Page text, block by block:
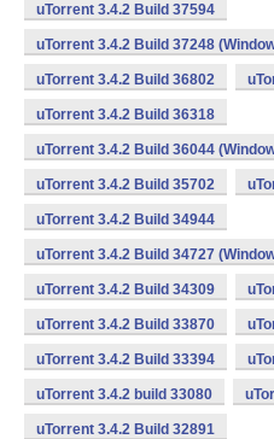
uTorrent 3.4.2 Build 37594
uTorrent 3.4.2 Build 37248
uTorrent 3.4.2 Build 36802
uTorrent 3.4.2 Build 36318
uTorrent 3.4.2 Build 36044
uTorrent 3.4.2 Build 35702
uTorrent 3.4.2 Build 34944
uTorrent 3.4.2 Build 34727
uTorrent 3.4.2 Build 34309
uTorrent 3.4.2 Build 33870
uTorrent 3.4.2 Build 33394
uTorrent 3.4.2 build 33080
uTorrent 3.4.2 Build 32891